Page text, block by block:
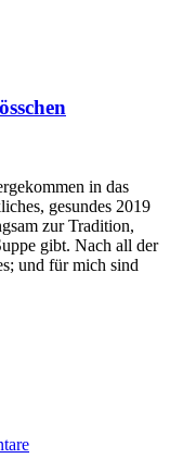
in das
gesundes 2019
zur Tradition,
gibt. Nach all der
und für mich sind